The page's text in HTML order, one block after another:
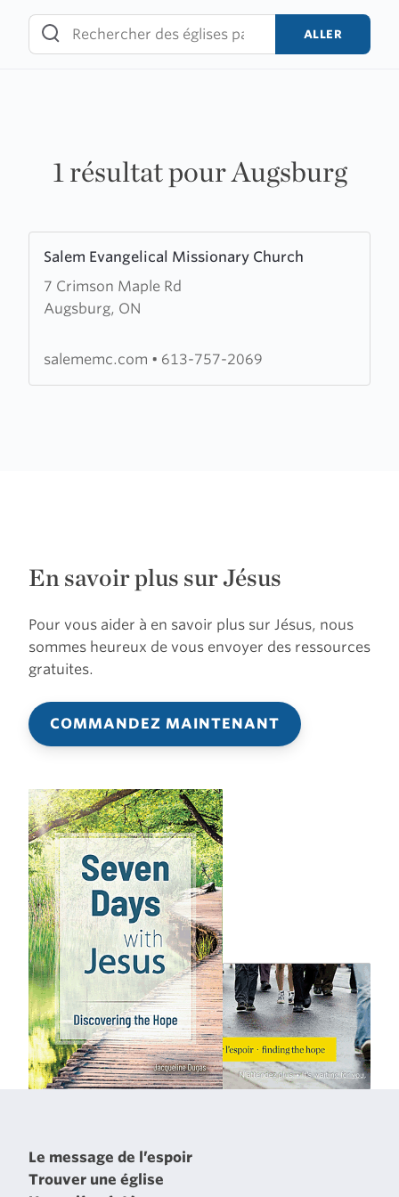
content
ALLER
1 résultat pour Augsburg
Salem Evangelical Missionary Church
7 Crimson Maple Rd
Augsburg, ON
more
about
Salem
Missionary
salememc.com • 613-757-2069
En savoir plus sur Jésus
Pour vous aider à en savoir plus sur Jésus, nous
sommes heureux de vous envoyer des ressources
gratuites.
COMMANDEZ MAINTENANT
Le message de l’espoir
Trouver une église